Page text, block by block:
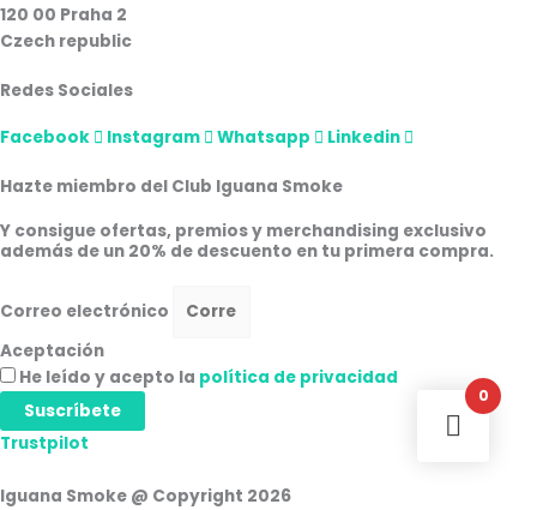
120 00 Praha 2
Czech republic
Redes Sociales
Facebook Instagram Whatsapp Linkedin
Hazte miembro del Club Iguana Smoke
Y consigue ofertas, premios y merchandising exclusivo
además de un 20% de descuento en tu primera compra.
Correo electrónico
Aceptación
He leído y acepto la política de privacidad
Suscríbete
Trustpilot
Iguana Smoke @ Copyright 2026
0